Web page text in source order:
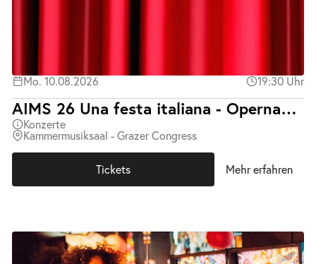
Mo. 10.08.2026 19:30 Uhr
AIMS 26 Una festa italiana - Opernabend mit Klavierbegleitung
Konzerte
Kammermusiksaal - Grazer Congress
Tickets Mehr erfahren